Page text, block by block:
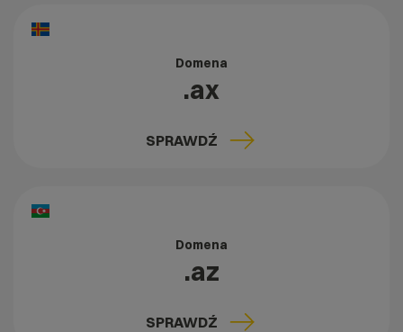
Domena
.ax
SPRAWDŹ
Domena
.az
SPRAWDŹ